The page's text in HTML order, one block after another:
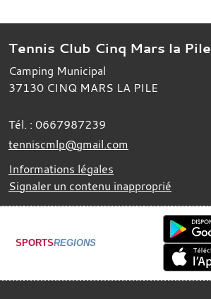
Tennis Club Cinq Mars la Pile
Camping Municipal
37130 CINQ MARS LA PILE
Tél. : 0667987239
tenniscmlp@gmail.com
Informations légales
Signaler un contenu inapproprié
SPORTSREGIONS